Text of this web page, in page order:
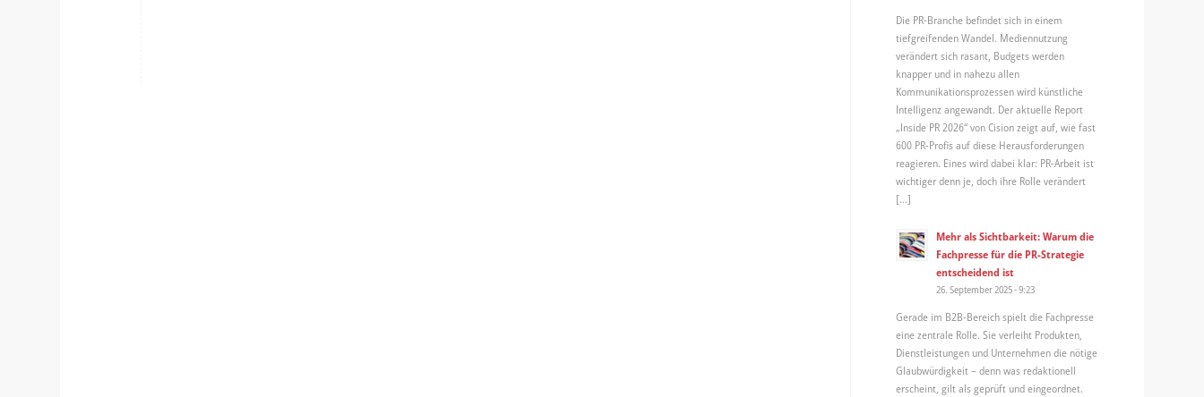
Die PR-Branche befindet sich in einem
tiefgreifenden Wandel. Mediennutzung
verändert sich rasant, Budgets werden
knapper und in nahezu allen
Kommunikationsprozessen wird künstliche
Intelligenz angewandt. Der aktuelle Report
„Inside PR 2026“ von Cision zeigt auf, wie fast
600 PR-Profis auf diese Herausforderungen
reagieren. Eines wird dabei klar: PR-Arbeit ist
wichtiger denn je, doch ihre Rolle verändert
[…]
Mehr als Sichtbarkeit: Warum die
Fachpresse für die PR-Strategie
entscheidend ist
26. September 2025 - 9:23
Gerade im B2B-Bereich spielt die Fachpresse
eine zentrale Rolle. Sie verleiht Produkten,
Dienstleistungen und Unternehmen die nötige
Glaubwürdigkeit – denn was redaktionell
erscheint, gilt als geprüft und eingeordnet.